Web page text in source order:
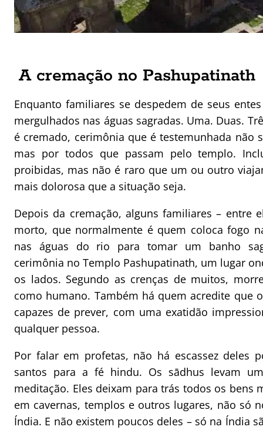
A cremação no Pashupatinath
Enquanto familiares se despedem de seus
mergulhados nas águas sagradas. Uma. Duas.
é cremado, cerimônia que é testemunhada não
mas por todos que passam pelo templo.
proibidas, mas não é raro que um ou outro
mais dolorosa que a situação seja.
Depois da cremação, alguns familiares – entre
morto, que normalmente é quem coloca fogo
nas águas do rio para tomar um banho
cerimônia no Templo Pashupatinath, um lugar
os lados. Segundo as crenças de muitos,
como humano. Também há quem acredite que
capazes de prever, com uma exatidão
qualquer pessoa.
Por falar em profetas, não há escassez deles
santos para a fé hindu. Os sādhus levam
meditação. Eles deixam para trás todos os bens
em cavernas, templos e outros lugares, não só
Índia. E não existem poucos deles – só na Índia